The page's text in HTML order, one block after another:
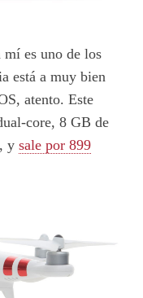
mí es uno de los
está a muy bien
atento. Este
core, 8 GB de
y sale por 899